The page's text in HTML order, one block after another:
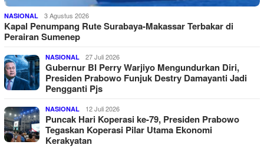
NASIONAL 3 Agustus 2026
Kapal Penumpang Rute Surabaya-Makassar Terbakar di
Perairan Sumenep
NASIONAL 27 Juli 2026
Gubernur BI Perry Warjiyo Mengundurkan Diri,
Presiden Prabowo Funjuk Destry Damayanti Jadi
Pengganti Pjs
NASIONAL 12 Juli 2026
Puncak Hari Koperasi ke-79, Presiden Prabowo
Tegaskan Koperasi Pilar Utama Ekonomi
Kerakyatan